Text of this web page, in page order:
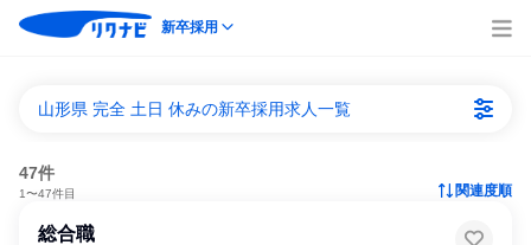
新卒採用
山形県 完全 土日 休みの新卒採用求人一覧
47件
1〜47件目 関連度順
総合職